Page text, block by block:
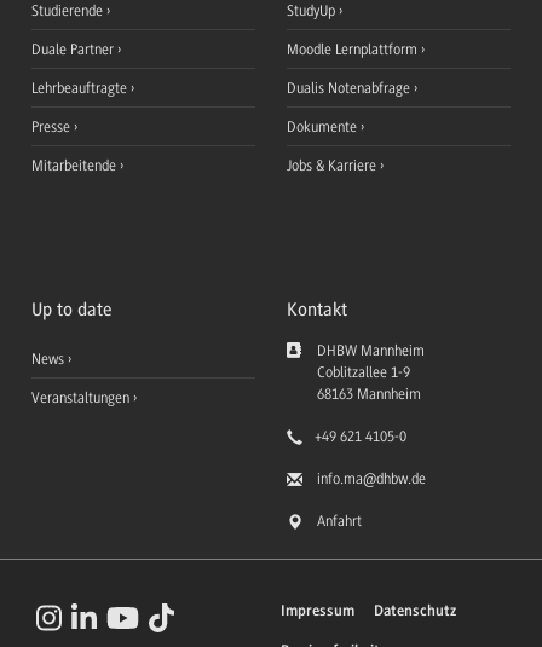
Studierende
Duale Partner
Lehrbeauftragte
Presse
Mitarbeitende
StudyUp
Moodle Lernplattform
Dualis Notenabfrage
Dokumente
Jobs & Karriere
Up to date
News
Veranstaltungen
Kontakt
DHBW Mannheim
Coblitzallee 1-9
68163 Mannheim
+49 621 4105-0
info.ma@dhbw.de
Anfahrt
Impressum Datenschutz